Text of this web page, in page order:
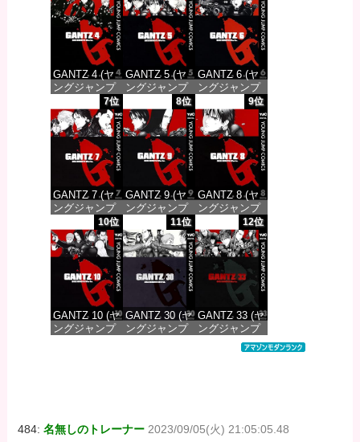
価格：¥100 価格：¥100 価格：¥100
GANTZ 4 (ヤ
ングジャンプ
コミックス
DIGITAL)
価格：¥100
GANTZ 5 (ヤ
ングジャンプ
コミックス
DIGITAL)
価格：¥100
GANTZ 6 (ヤ
ングジャンプ
コミックス
DIGITAL)
価格：¥100
7位
GANTZ 7 (ヤ
ングジャンプ
コミックス
DIGITAL)
価格：¥100
8位
GANTZ 9 (ヤ
ングジャンプ
コミックス
DIGITAL)
価格：¥100
9位
GANTZ 8 (ヤ
ングジャンプ
コミックス
DIGITAL)
価格：¥100
10位
GANTZ 10 (ヤ
ングジャンプ
11位
GANTZ 30 (ヤ
ングジャンプ
12位
GANTZ 33 (ヤ
ングジャンプ
コミックス
484:名無しのトレーナー 2023/09/05(火) 21:05:05.48